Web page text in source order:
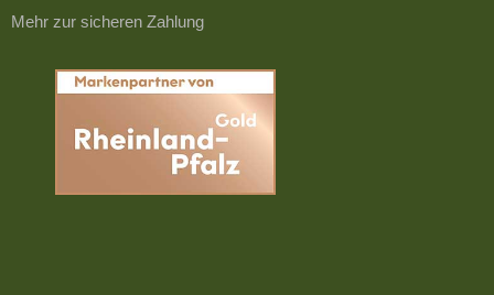
Mehr zur sicheren Zahlung